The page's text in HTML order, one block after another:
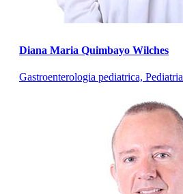
Diana Maria Quimbayo Wilches
Gastroenterologia pediatrica, Pediatria